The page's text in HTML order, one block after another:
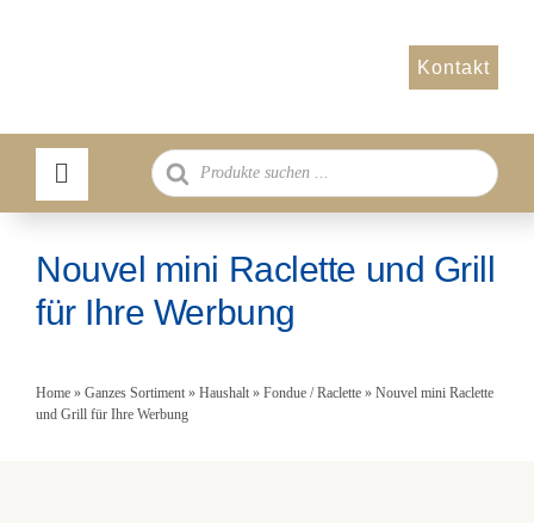
Kontakt
Products
search
Nouvel mini Raclette und Grill
für Ihre Werbung
Home» Ganzes Sortiment» Haushalt» Fondue / Raclette» Nouvel mini Raclette
und Grill für Ihre Werbung